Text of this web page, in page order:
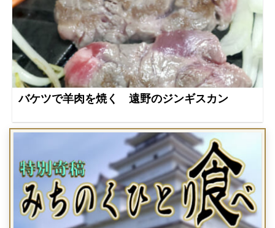
バケツで羊肉を焼く 遠野のジンギスカン